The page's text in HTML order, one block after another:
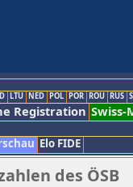
LTU NED POL POR ROU RUS
Registration Swiss-
Elo FIDE
des ÖSB